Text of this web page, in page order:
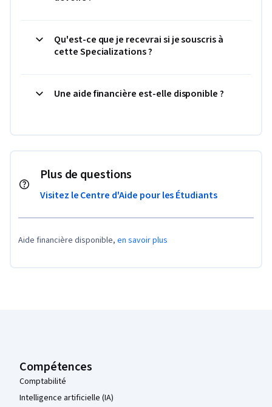
Qu'est-ce que je recevrai si je souscris à
cette Specializations ?
Une aide financière est-elle disponible ?
Plus de questions
Visitez le Centre d'Aide pour les Étudiants
Aide financière disponible, en savoir plus
Compétences
Comptabilité
Intelligence artificielle (IA)